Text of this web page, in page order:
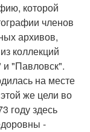
которой
членов
архивов,
коллекций
и "Павловск".
на месте
же цели во
году здесь
-